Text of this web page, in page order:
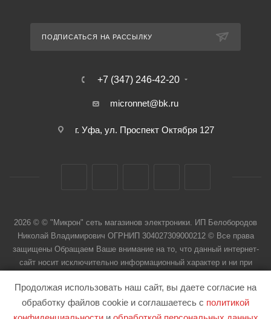
ПОДПИСАТЬСЯ НА РАССЫЛКУ
+7 (347) 246-42-20
micronnet@bk.ru
г. Уфа, ул. Проспект Октября 127
2026 © © "Микрон" сеть магазинов электроники. ИП Белобородов
Николай Владимирович ОГРНИП 304027309000212 © Все права
защищены Обращаем Ваше внимание на то, что данный интернет-
сайт носит исключительно информационный характер и ни при
Продолжая использовать наш сайт, вы даете согласие на
обработку файлов cookie и соглашаетесь с политикой